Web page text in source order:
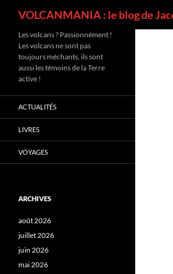
VOLCANMANIA : le blog de
Les volcans ? Passionnément !
Les volcans ne sont pas
toujours méchants, ils sont
aussi les témoins de la Terre
active !
ACTUALITÉS
LIVRES
VOYAGES
ARCHIVES
août 2026
juillet 2026
juin 2026
mai 2026